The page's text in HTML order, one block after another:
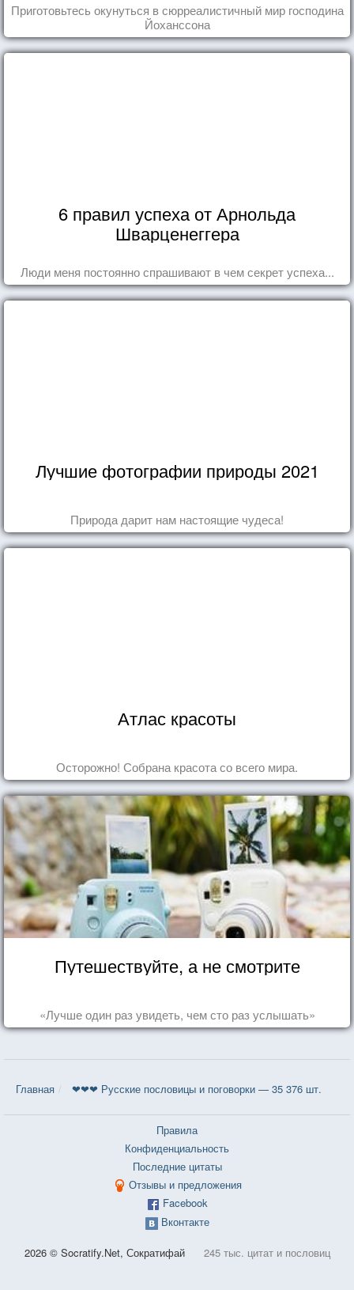
Приготовьтесь окунуться в сюрреалистичный мир господина
Йоханссона
6 правил успеха от Арнольда
Шварценеггера
Люди меня постоянно спрашивают в чем секрет успеха...
Лучшие фотографии природы 2021
Природа дарит нам настоящие чудеса!
Атлас красоты
Осторожно! Собрана красота со всего мира.
Путешествуйте, а не смотрите
«Лучше один раз увидеть, чем сто раз услышать»
Главная ❤❤❤ Русские пословицы и поговорки — 35 376 шт.
Правила
Конфиденциальность
Последние цитаты
Отзывы и предложения
Facebook
Вконтакте
2026 © Socratify.Net, Сократифай 245 тыс. цитат и пословиц